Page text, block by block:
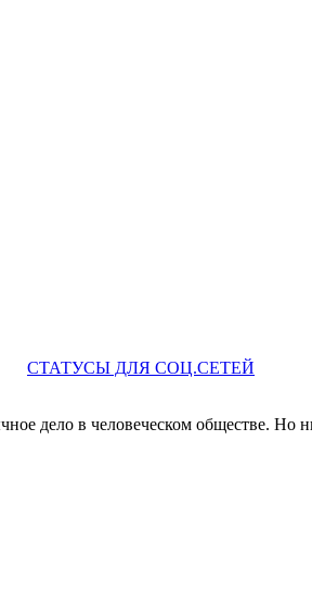
СТАТУСЫ ДЛЯ СОЦ.СЕТЕЙ
дело в человеческом обществе. Но